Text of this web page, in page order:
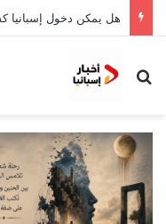
هل يمكن دخول إسبانيا
بحث عن